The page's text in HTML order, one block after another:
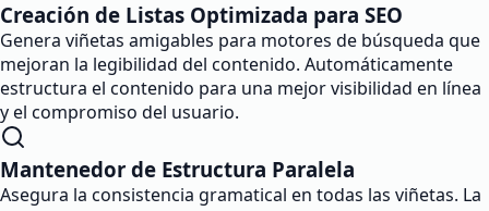
Creación de Listas Optimizada para SEO
Genera viñetas amigables para motores de búsqueda que
mejoran la legibilidad del contenido. Automáticamente
estructura el contenido para una mejor visibilidad en línea
y el compromiso del usuario.
Mantenedor de Estructura Paralela
Asegura la consistencia gramatical en todas las viñetas. La